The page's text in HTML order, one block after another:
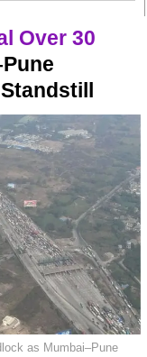
Over 30
as Mumbai–Pune